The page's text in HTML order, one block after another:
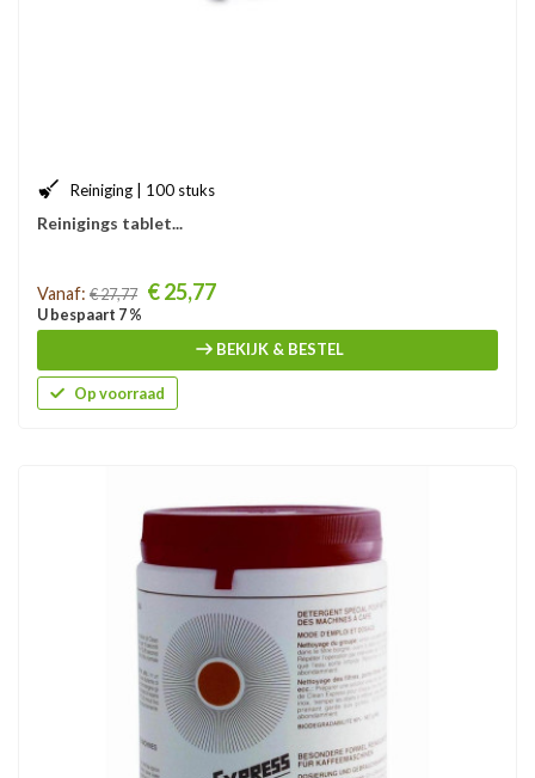
Reiniging | 100 stuks
Reinigings tablet...
Prijs
Vanaf: € 27,77 € 25,77
U bespaart 7 %
BEKIJK & BESTEL
Op voorraad